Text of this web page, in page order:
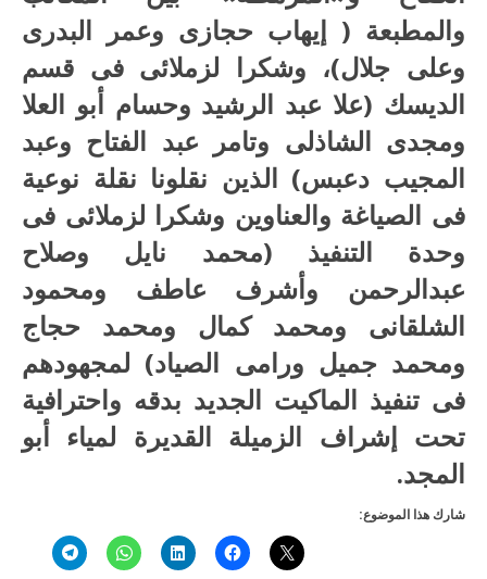
والمطبعة ( إيهاب حجازى وعمر البدرى
وعلى جلال)، وشكرا لزملائى فى قسم
الديسك (علا عبد الرشيد وحسام أبو العلا
ومجدى الشاذلى وتامر عبد الفتاح وعبد
المجيب دعبس) الذين نقلونا نقلة نوعية
فى الصياغة والعناوين وشكرا لزملائى فى
وحدة التنفيذ (محمد نايل وصلاح
عبدالرحمن وأشرف عاطف ومحمود
الشلقانى ومحمد كمال ومحمد حجاج
ومحمد جميل ورامى الصياد) لمجهودهم
فى تنفيذ الماكيت الجديد بدقه واحترافية
تحت إشراف الزميلة القديرة لمياء أبو
المجد.
شارك هذا الموضوع: